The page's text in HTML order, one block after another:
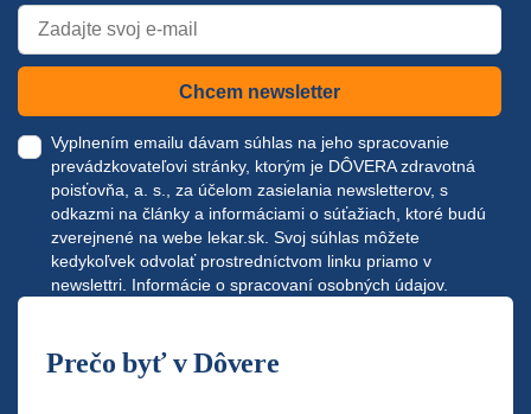
Chcem newsletter
Vyplnením emailu dávam súhlas na jeho spracovanie
prevádzkovateľovi stránky, ktorým je DÔVERA zdravotná
poisťovňa, a. s., za účelom zasielania newsletterov, s
odkazmi na články a informáciami o súťažiach, ktoré budú
zverejnené na webe lekar.sk. Svoj súhlas môžete
kedykoľvek odvolať prostredníctvom linku priamo v
newslettri. Informácie o spracovaní osobných údajov.
Prečo byť v Dôvere